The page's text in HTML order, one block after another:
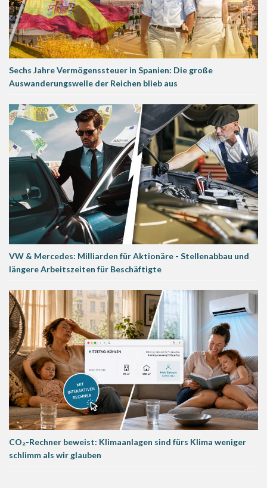
Sechs Jahre Vermögenssteuer in Spanien: Die große
Auswanderungswelle der Reichen blieb aus
VW & Mercedes: Milliarden für Aktionäre - Stellenabbau und
längere Arbeitszeiten für Beschäftigte
CO₂-Rechner beweist: Klimaanlagen sind fürs Klima weniger
schlimm als wir glauben